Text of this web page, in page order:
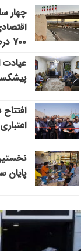
چهار
۷۰۰ درصدی
عیادت
اعتباری بالغ
پایان